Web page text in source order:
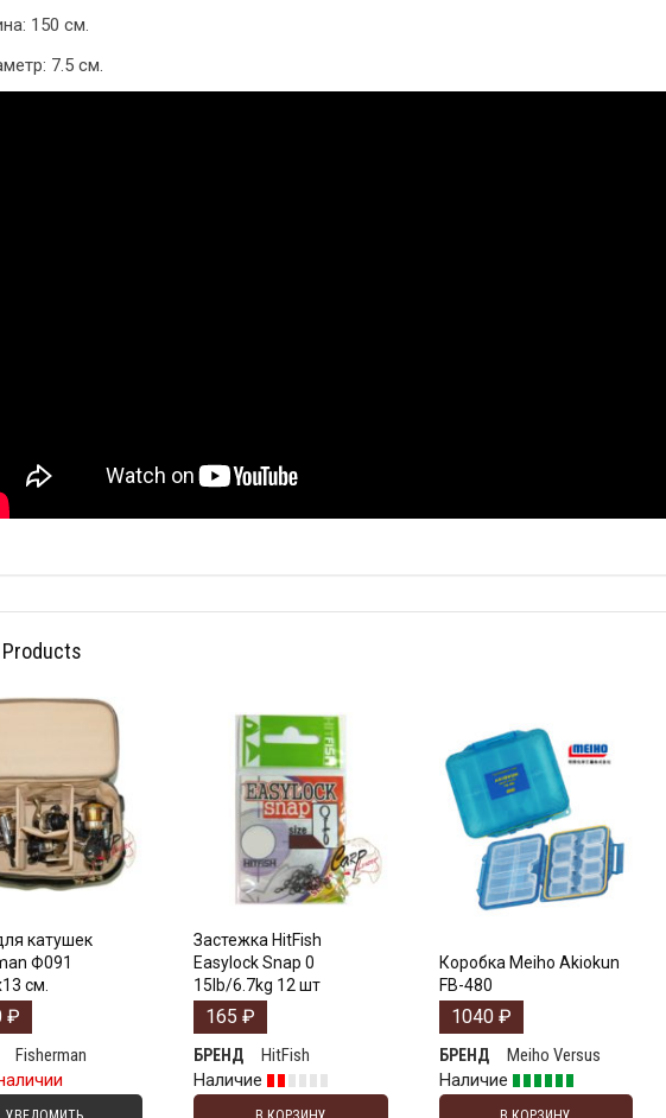
150 см.
7.5 см.
Products
катушек
Ф091
см.
₽
Fisherman
Застежка HitFish
Easylock Snap 0
15lb/6.7kg 12 шт
165 ₽
БРЕНД
HitFish
Наличие
Коробка Meiho Akiokun
FB-480
1040 ₽
БРЕНД
Meiho Versus
Наличие